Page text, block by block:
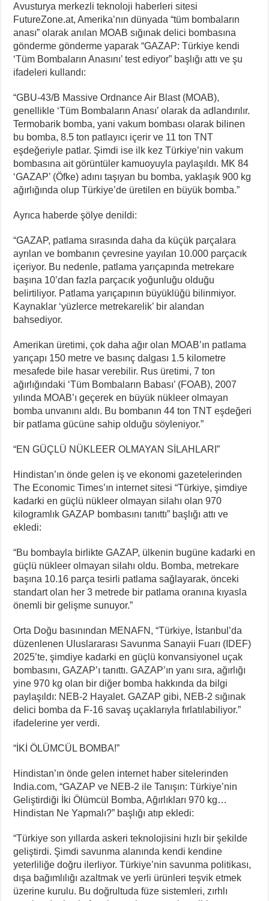
Avusturya merkezli teknoloji haberleri sitesi
FutureZone.at, Amerika’nın dünyada “tüm bombaların
anası” olarak anılan MOAB sığınak delici bombasına
gönderme gönderme yaparak “GAZAP: Türkiye kendi
‘Tüm Bombaların Anasını’ test ediyor” başlığı attı ve şu
ifadeleri kullandı:
“GBU-43/B Massive Ordnance Air Blast (MOAB),
genellikle ‘Tüm Bombaların Anası’ olarak da adlandırılır.
Termobarik bomba, yani vakum bombası olarak bilinen
bu bomba, 8.5 ton patlayıcı içerir ve 11 ton TNT
eşdeğeriyle patlar. Şimdi ise ilk kez Türkiye’nin vakum
bombasına ait görüntüler kamuoyuyla paylaşıldı. MK 84
‘GAZAP’ (Öfke) adını taşıyan bu bomba, yaklaşık 900 kg
ağırlığında olup Türkiye’de üretilen en büyük bomba.”
Ayrıca haberde şölye denildi:
“GAZAP, patlama sırasında daha da küçük parçalara
ayrılan ve bombanın çevresine yayılan 10.000 parçacık
içeriyor. Bu nedenle, patlama yarıçapında metrekare
başına 10’dan fazla parçacık yoğunluğu olduğu
belirtiliyor. Patlama yarıçapının büyüklüğü bilinmiyor.
Kaynaklar ‘yüzlerce metrekarelik’ bir alandan
bahsediyor.
Amerikan üretimi, çok daha ağır olan MOAB’ın patlama
yarıçapı 150 metre ve basınç dalgası 1.5 kilometre
mesafede bile hasar verebilir. Rus üretimi, 7 ton
ağırlığındaki ‘Tüm Bombaların Babası’ (FOAB), 2007
yılında MOAB’ı geçerek en büyük nükleer olmayan
bomba unvanını aldı. Bu bombanın 44 ton TNT eşdeğeri
bir patlama gücüne sahip olduğu söyleniyor.”
“EN GÜÇLÜ NÜKLEER OLMAYAN SİLAHLARI”
Hindistan’ın önde gelen iş ve ekonomi gazetelerinden
The Economic Times’ın internet sitesi “Türkiye, şimdiye
kadarki en güçlü nükleer olmayan silahı olan 970
kilogramlık GAZAP bombasını tanıttı” başlığı attı ve
ekledi:
“Bu bombayla birlikte GAZAP, ülkenin bugüne kadarki en
güçlü nükleer olmayan silahı oldu. Bomba, metrekare
başına 10.16 parça tesirli patlama sağlayarak, önceki
standart olan her 3 metrede bir patlama oranına kıyasla
önemli bir gelişme sunuyor.”
Orta Doğu basınından MENAFN, “Türkiye, İstanbul’da
düzenlenen Uluslararası Savunma Sanayii Fuarı (IDEF)
2025’te, şimdiye kadarki en güçlü konvansiyonel uçak
bombasını, GAZAP’ı tanıttı. GAZAP’ın yanı sıra, ağırlığı
yine 970 kg olan bir diğer bomba hakkında da bilgi
paylaşıldı: NEB-2 Hayalet. GAZAP gibi, NEB-2 sığınak
delici bomba da F-16 savaş uçaklarıyla fırlatılabiliyor.”
ifadelerine yer verdi.
“İKİ ÖLÜMCÜL BOMBA!”
Hindistan’ın önde gelen internet haber sitelerinden
India.com, “GAZAP ve NEB-2 ile Tanışın: Türkiye’nin
Geliştirdiği İki Ölümcül Bomba, Ağırlıkları 970 kg…
Hindistan Ne Yapmalı?” başlığı atıp ekledi:
“Türkiye son yıllarda askeri teknolojisini hızlı bir şekilde
geliştirdi. Şimdi savunma alanında kendi kendine
yeterliliğe doğru ilerliyor. Türkiye’nin savunma politikası,
dışa bağımlılığı azaltmak ve yerli ürünleri teşvik etmek
üzerine kurulu. Bu doğrultuda füze sistemleri, zırhlı